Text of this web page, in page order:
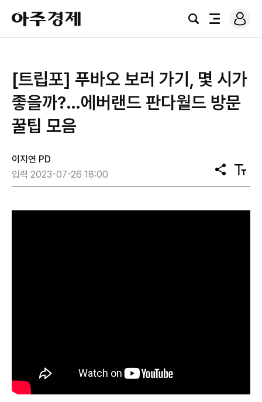
아
주
경
검
전
로
그
[트립포] 푸바오 보러 가기, 몇 시가
좋을까?…에버랜드 판다월드 방문
꿀팁 모음
이지연 PD
입력 2023-07-26 18:00
공
유
텍
스
기